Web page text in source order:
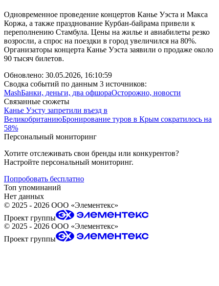
Одновременное проведение концертов Канье Уэста и Макса
Коржа, а также празднование Курбан-байрама привели к
переполнению Стамбула. Цены на жилье и авиабилеты резко
возросли, а спрос на поездки в город увеличился на 80%.
Организаторы концерта Канье Уэста заявили о продаже около
90 тысяч билетов.
Обновлено: 30.05.2026, 16:10:59
Сводка событий по данным 3 источников:
MashБанки, деньги, два офшораОсторожно, новости
Связанные сюжеты
Канье Уэсту запретили въезд в
ВеликобританиюБронирование туров в Крым сократилось на
58%
Персональный мониторинг
Хотите отслеживать свои бренды или конкурентов?
Настройте персональный мониторинг.
Попробовать бесплатно
Топ упоминаний
Нет данных
© 2025 - 2026 ООО «Элементекс»
Проект группы
© 2025 - 2026 ООО «Элементекс»
Проект группы